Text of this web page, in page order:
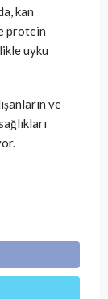
kan
protein
uyku
ve